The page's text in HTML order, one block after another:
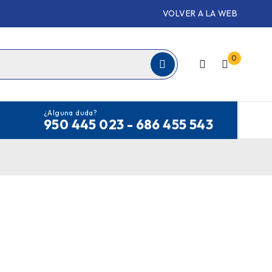
VOLVER A LA WEB
0
¿Alguna duda?
950 445 023 - 686 455 543